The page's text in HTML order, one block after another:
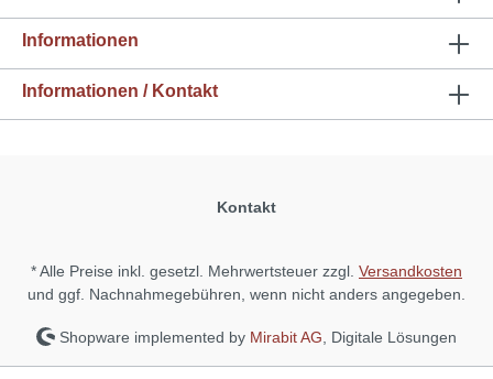
Informationen
Informationen / Kontakt
Kontakt
* Alle Preise inkl. gesetzl. Mehrwertsteuer zzgl. Versandkosten
und ggf. Nachnahmegebühren, wenn nicht anders angegeben.
Shopware implemented by Mirabit AG , Digitale Lösungen